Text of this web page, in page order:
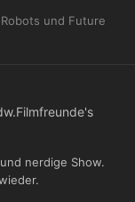
und Future
nerdige Show.